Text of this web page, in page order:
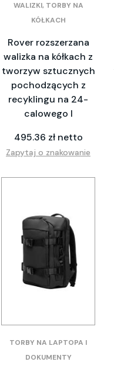
WALIZKI, TORBY NA
KÓŁKACH
Rover rozszerzana
walizka na kółkach z
tworzyw sztucznych
pochodzących z
recyklingu na 24-
calowego l
495.36 zł netto
Zapytaj o znakowanie
TORBY NA LAPTOPA I
DOKUMENTY